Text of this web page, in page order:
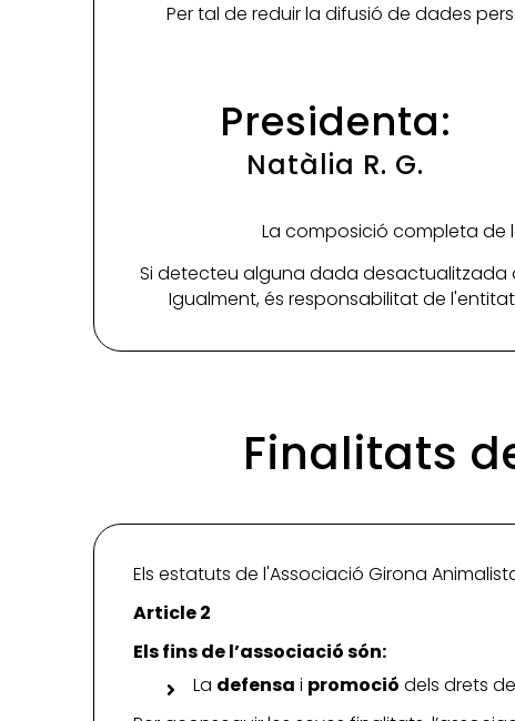
Per tal de reduir la difusió de dades
Presidenta:
Natàlia R. G.
La composició completa de
Si detecteu alguna dada desactualitzada
Igualment, és responsabilitat de
Finalitats
Els estatuts de l'Associació Girona
Article 2
Els fins de l’associació són:
La defensa i promoció dels drets